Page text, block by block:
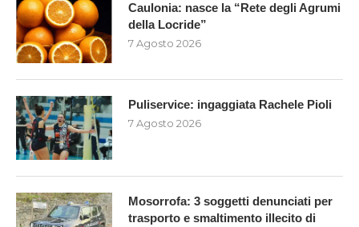
Caulonia: nasce la “Rete degli Agrumi
della Locride”
7 Agosto 2026
Puliservice: ingaggiata Rachele Pioli
7 Agosto 2026
Mosorrofa: 3 soggetti denunciati per
trasporto e smaltimento illecito di